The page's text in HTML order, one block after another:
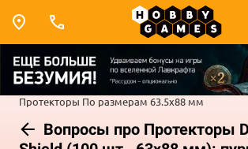
Протекторы По размерам 63.5x88 мм
Вопросы про Протекторы